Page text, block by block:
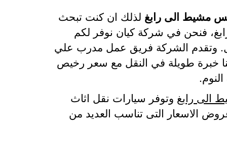
مشيط الى رابغ لذلك ان كنت تبحث
فنحن في شركة كيان نوفر لكم
وتقدم الشركة فريق عمل مدرب علي
خبرة طويلة في النقل مع سعر رخيص
رابغ وتوفر سيارات نقل اثاث
الاسعار التى تناسب العديد من